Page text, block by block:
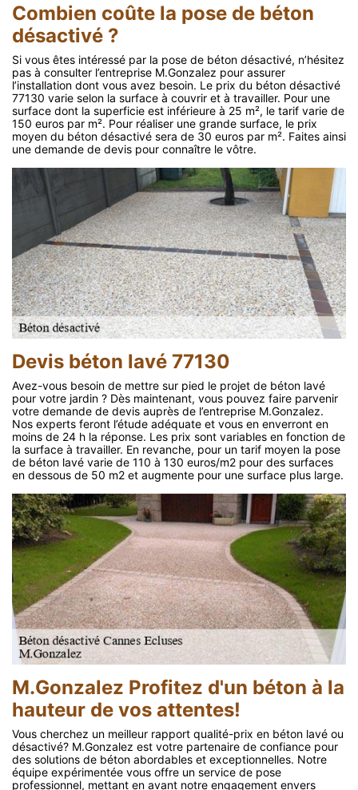
Combien coûte la pose de béton
désactivé ?
Si vous êtes intéressé par la pose de béton désactivé, n’hésitez
pas à consulter l’entreprise M.Gonzalez pour assurer
l’installation dont vous avez besoin. Le prix du béton désactivé
77130 varie selon la surface à couvrir et à travailler. Pour une
surface dont la superficie est inférieure à 25 m², le tarif varie de
150 euros par m². Pour réaliser une grande surface, le prix
moyen du béton désactivé sera de 30 euros par m². Faites ainsi
une demande de devis pour connaître le vôtre.
Devis béton lavé 77130
Avez-vous besoin de mettre sur pied le projet de béton lavé
pour votre jardin ? Dès maintenant, vous pouvez faire parvenir
votre demande de devis auprès de l’entreprise M.Gonzalez.
Nos experts feront l’étude adéquate et vous en enverront en
moins de 24 h la réponse. Les prix sont variables en fonction de
la surface à travailler. En revanche, pour un tarif moyen la pose
de béton lavé varie de 110 à 130 euros/m2 pour des surfaces
en dessous de 50 m2 et augmente pour une surface plus large.
M.Gonzalez Profitez d'un béton à la
hauteur de vos attentes!
Vous cherchez un meilleur rapport qualité-prix en béton lavé ou
désactivé? M.Gonzalez est votre partenaire de confiance pour
des solutions de béton abordables et exceptionnelles. Notre
équipe expérimentée vous offre un service de pose
professionnel, mettant en avant notre engagement envers